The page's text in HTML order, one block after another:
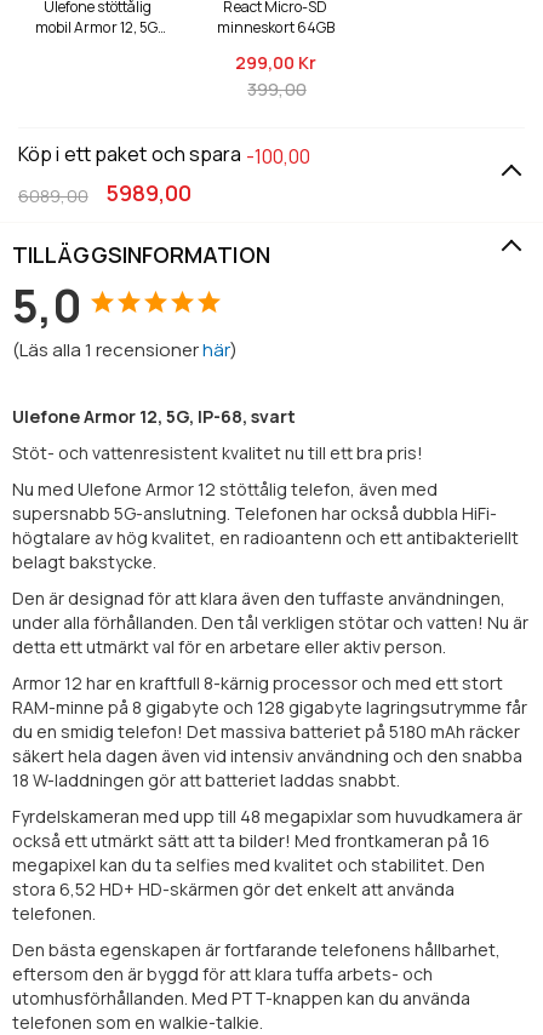
Ulefone stöttålig
mobil Armor 12, 5G,
React Micro-SD
minneskort 64GB
299,00 Kr
399,00
Köp i ett paket och spara -100,00
5989,00
6089,00
TILLÄGGSINFORMATION
5,0
(Läs alla1 recensionerhär)
Ulefone Armor 12, 5G, IP-68, svart
Stöt- och vattenresistent kvalitet nu till ett bra pris!
Nu med Ulefone Armor 12 stöttålig telefon, även med
supersnabb 5G-anslutning. Telefonen har också dubbla HiFi-
högtalare av hög kvalitet, en radioantenn och ett antibakteriellt
belagt bakstycke.
Den är designad för att klara även den tuffaste användningen,
under alla förhållanden. Den tål verkligen stötar och vatten! Nu är
detta ett utmärkt val för en arbetare eller aktiv person.
Armor 12 har en kraftfull 8-kärnig processor och med ett stort
RAM-minne på 8 gigabyte och 128 gigabyte lagringsutrymme får
du en smidig telefon! Det massiva batteriet på 5180 mAh räcker
säkert hela dagen även vid intensiv användning och den snabba
18 W-laddningen gör att batteriet laddas snabbt.
Fyrdelskameran med upp till 48 megapixlar som huvudkamera är
också ett utmärkt sätt att ta bilder! Med frontkameran på 16
megapixel kan du ta selfies med kvalitet och stabilitet. Den
stora 6,52 HD+ HD-skärmen gör det enkelt att använda
telefonen.
Den bästa egenskapen är fortfarande telefonens hållbarhet,
eftersom den är byggd för att klara tuffa arbets- och
utomhusförhållanden. Med PTT-knappen kan du använda
telefonen som en walkie-talkie.